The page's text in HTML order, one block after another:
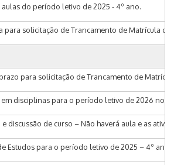
aulas do período letivo de 2025 - 4º ano.
para solicitação de Trancamento de Matrícula
para solicitação de Trancamento de
disciplinas para o período letivo de 2026 no e-
e discussão de curso – Não haverá aula e as
Estudos para o período letivo de 2025 – 4º ano.